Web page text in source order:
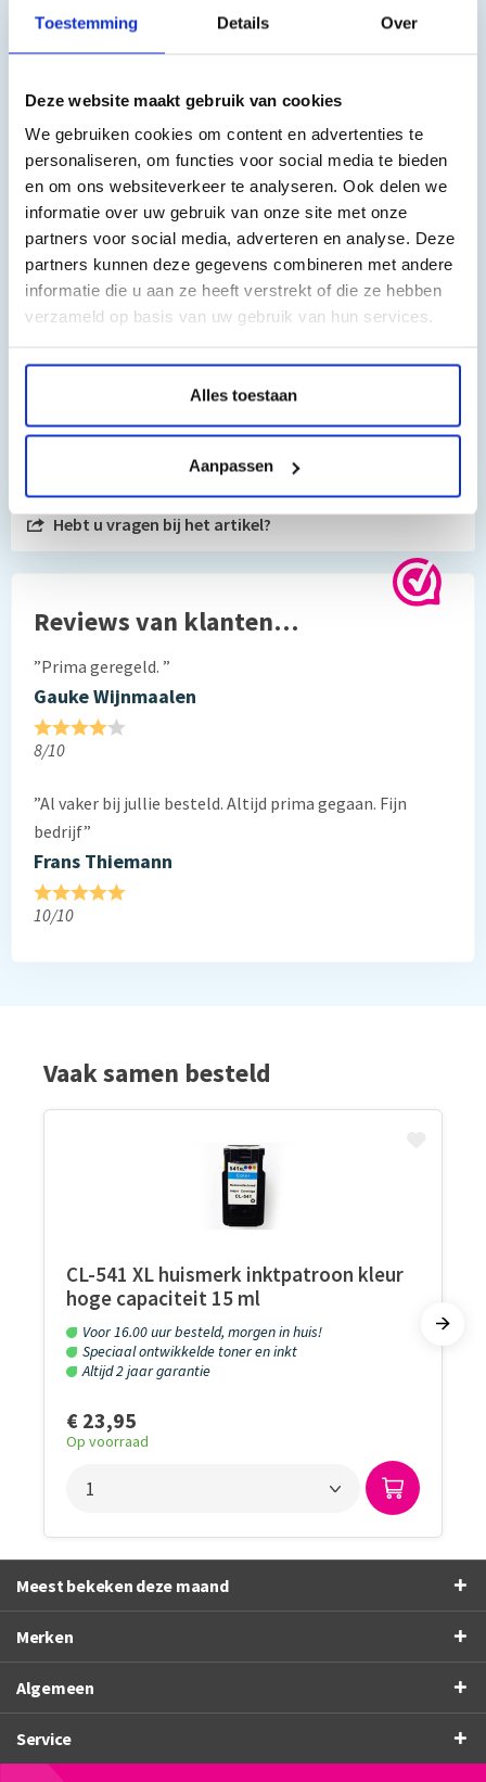
Toestemming Details Over
Deze website maakt gebruik van cookies
We gebruiken cookies om content en advertenties te
personaliseren, om functies voor social media te bieden
en om ons websiteverkeer te analyseren. Ook delen we
informatie over uw gebruik van onze site met onze
partners voor social media, adverteren en analyse. Deze
partners kunnen deze gegevens combineren met andere
informatie die u aan ze heeft verstrekt of die ze hebben
verzameld op basis van uw gebruik van hun services.
Alles toestaan
Aanpassen
Pixma MG 3150, Canon Pixma MG 3155, Canon Pixma MG
3250, Canon Pixma MG 3255, Canon Pixma MG 3550, Canon
4150, Canon Pixma MG 4250, Canon Pixma MX 370, Canon
Pixma MX 375, Canon Pixma MX 395, Canon Pixma MX
435, Canon Pixma MX 454, Canon Pixma MX 455, Canon Pixma
MX 475, Canon Pixma MX 515, Canon Pixma MX 524, Canon
Pixma MX 525, Canon Pixma MX 535, Canon Pixma TS
5140, Canon Pixma TS 5150, Canon Pixma TS 5151
Toch nog een vraag?
Hebt u vragen bij het artikel?
Reviews van klanten…
”Prima geregeld. ”
Gauke Wijnmaalen
8/10
”Al vaker bij jullie besteld. Altijd prima gegaan. Fijn
bedrijf”
Frans Thiemann
10/10
Vaak samen besteld
CL-541 XL huismerk inktpatroon kleur
hoge capaciteit 15 ml
Voor 16.00 uur besteld, morgen in huis!
Speciaal ontwikkelde toner en inkt
Altijd 2 jaar garantie
€ 23,95
Op voorraad
Meest bekeken deze maand
Merken
Algemeen
Service